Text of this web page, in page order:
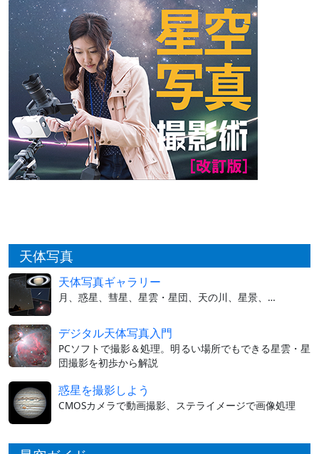
天体写真
天体写真ギャラリー
月、惑星、彗星、星雲・星団、天の川、星景、…
デジタル天体写真入門
PCソフトで撮影＆処理。明るい場所でもできる星雲・星
団撮影を初歩から解説
惑星を撮影しよう
CMOSカメラで動画撮影、ステライメージで画像処理